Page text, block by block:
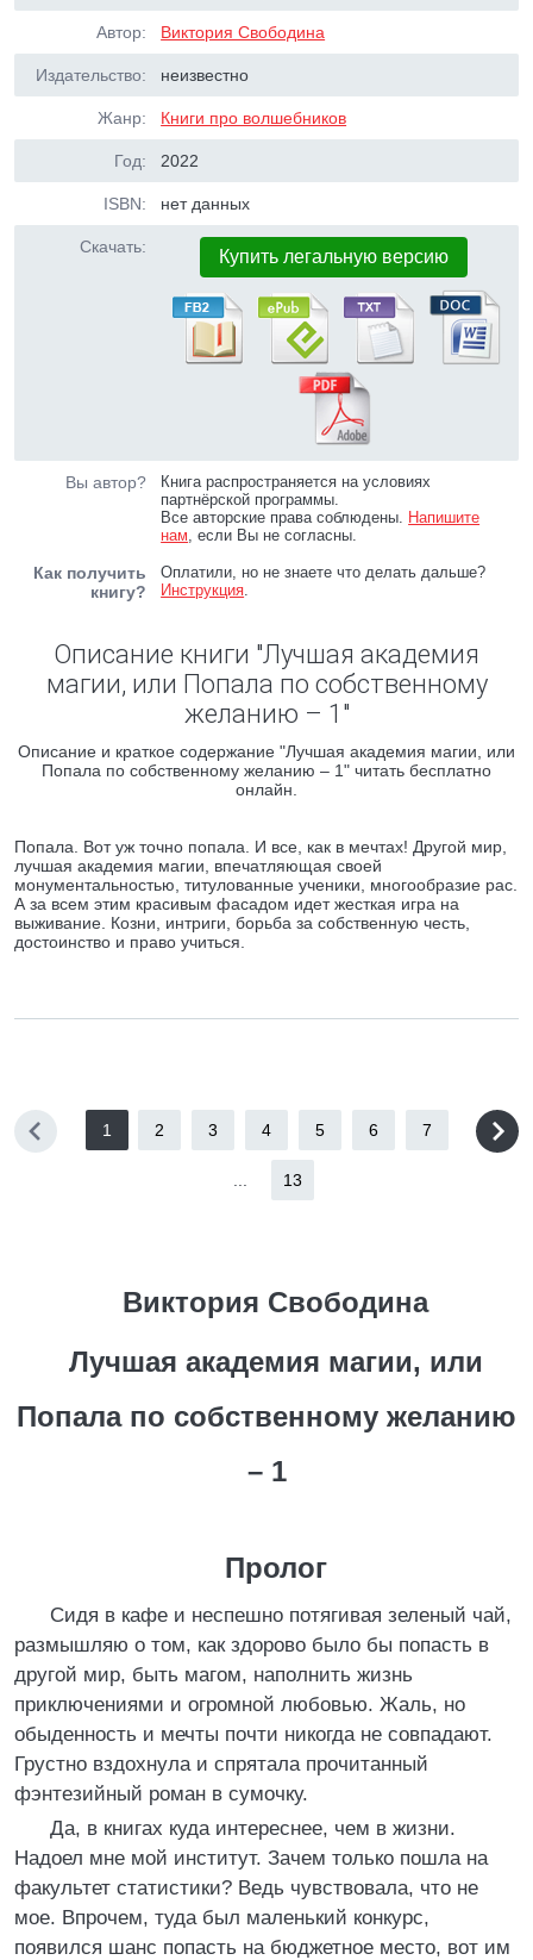
Автор: Виктория Свободина
Издательство: неизвестно
Жанр: Книги про волшебников
Год: 2022
ISBN: нет данных
Скачать: Купить легальную версию
Вы автор?
Книга распространяется на условиях
партнёрской программы.
Все авторские права соблюдены. Напишите
нам, если Вы не согласны.
Как получить
книгу?
Оплатили, но не знаете что делать дальше?
Инструкция.
Описание книги "Лучшая академия
магии, или Попала по собственному
желанию – 1"
Описание и краткое содержание "Лучшая академия магии, или
Попала по собственному желанию – 1" читать бесплатно
онлайн.
Попала. Вот уж точно попала. И все, как в мечтах! Другой мир,
лучшая академия магии, впечатляющая своей
монументальностью, титулованные ученики, многообразие рас.
А за всем этим красивым фасадом идет жесткая игра на
выживание. Козни, интриги, борьба за собственную честь,
достоинство и право учиться.
1 2 3 4 5 6 7
13
Виктория Свободина
Лучшая академия магии, или
Попала по собственному желанию
– 1
Пролог
Сидя в кафе и неспешно потягивая зеленый чай,
размышляю о том, как здорово было бы попасть в
другой мир, быть магом, наполнить жизнь
приключениями и огромной любовью. Жаль, но
обыденность и мечты почти никогда не совпадают.
Грустно вздохнула и спрятала прочитанный
фэнтезийный роман в сумочку.
Да, в книгах куда интереснее, чем в жизни.
Надоел мне мой институт. Зачем только пошла на
факультет статистики? Ведь чувствовала, что не
мое. Впрочем, туда был маленький конкурс,
появился шанс попасть на бюджетное место, вот им